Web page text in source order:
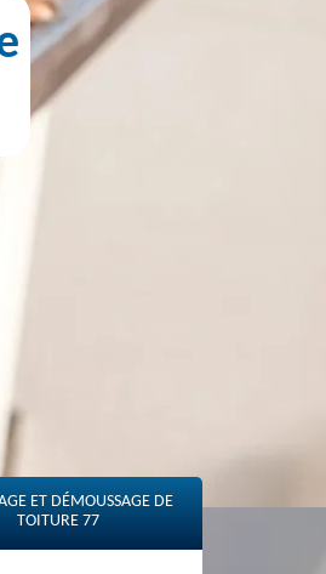
ET DÉMOUSSAGE DE
TOITURE 77